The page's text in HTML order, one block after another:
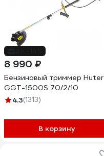
8 990 ₽
Бензиновый триммер Huter
GGT-1500S 70/2/10
4.3(1313)
В корзину